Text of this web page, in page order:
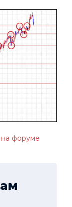
форуме